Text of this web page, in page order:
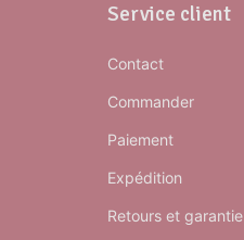
Service client
Contact
Commander
Paiement
Expédition
Retours et garantie